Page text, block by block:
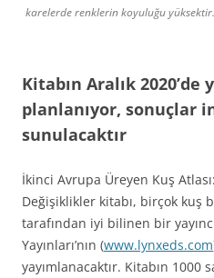
karelerde renklerin koyuluğu yüksektir.
Kitabın Aralık 2020’de
planlanıyor, sonuçlar
sunulacaktır
İkinci Avrupa Üreyen Kuş
Değişiklikler kitabı, birçok kuş
tarafından iyi bilinen bir
Yayınları’nın (www.lynxeds.com
yayımlanacaktır. Kitabın 1000